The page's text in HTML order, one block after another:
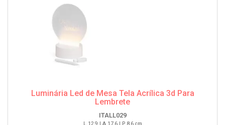
Luminária Led de Mesa Tela Acrílica 3d Para
Lembrete
ITALL029